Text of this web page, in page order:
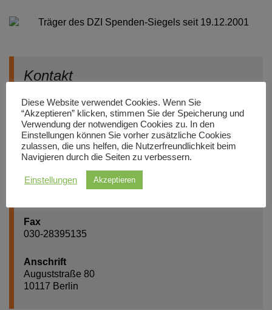
Träger des DZI Spenden-Siegels seit 19.12.2001
Kontakt
Website
www.asf-ev.de
E-Mail
asf@asf-ev.de
Telefon
Fax
030-28395135
Anschrift
Auguststraße 80
10117 Berlin
Diese Website verwendet Cookies. Wenn Sie
“Akzeptieren” klicken, stimmen Sie der Speicherung und
Verwendung der notwendigen Cookies zu. In den
Einstellungen können Sie vorher zusätzliche Cookies
zulassen, die uns helfen, die Nutzerfreundlichkeit beim
Navigieren durch die Seiten zu verbessern.
Einstellungen Akzeptieren